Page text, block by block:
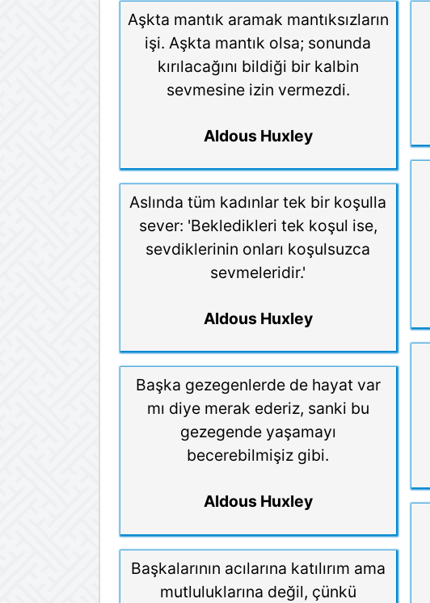
Aşkta mantık aramak mantıksızların
işi. Aşkta mantık olsa; sonunda
kırılacağını bildiği bir kalbin
sevmesine izin vermezdi.
Aldous Huxley
Aslında tüm kadınlar tek bir koşulla
sever: 'Bekledikleri tek koşul ise,
sevdiklerinin onları koşulsuzca
sevmeleridir.'
Aldous Huxley
Başka gezegenlerde de hayat var
mı diye merak ederiz, sanki bu
gezegende yaşamayı
becerebilmişiz gibi.
Aldous Huxley
Başkalarının acılarına katılırım ama
mutluluklarına değil, çünkü